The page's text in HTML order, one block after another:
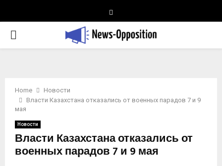
PRIMARY
Home
Новости
Власти Казахстана отказались от военных парадов 7 и 9
мая
Новости
Власти Казахстана отказались от
военных парадов 7 и 9 мая